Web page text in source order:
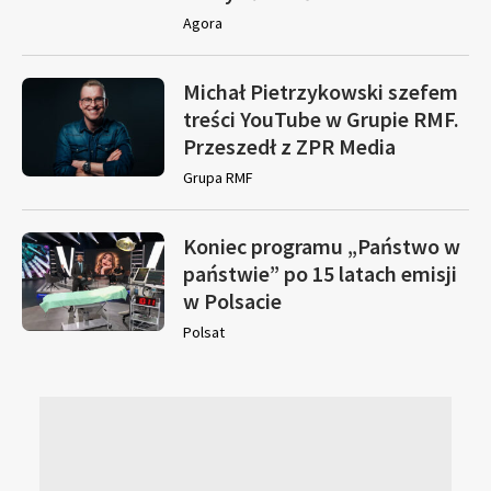
Agora
Michał Pietrzykowski szefem
treści YouTube w Grupie RMF.
Przeszedł z ZPR Media
Grupa RMF
Koniec programu „Państwo w
państwie” po 15 latach emisji
w Polsacie
Polsat